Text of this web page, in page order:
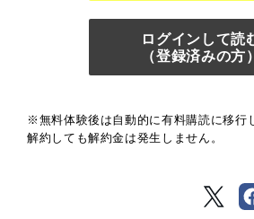
ログインして読
（登録済みの方）
※無料体験後は自動的に有料購読に移行
解約しても解約金は発生しません。